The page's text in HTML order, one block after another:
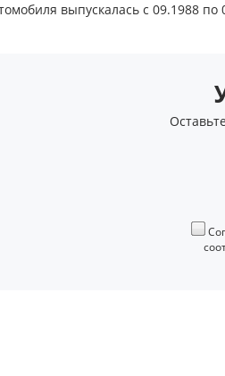
выпускалась с 09.1988 по